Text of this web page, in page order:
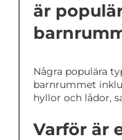
är
Några populära
barnrummet
hyllor och lådor,
Varför är